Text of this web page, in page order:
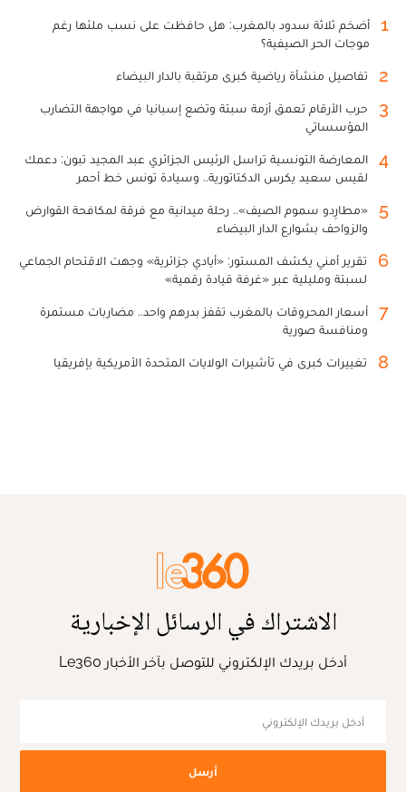
1
أضخم ثلاثة سدود بالمغرب: هل حافظت على نسب ملئها رغم
موجات الحر الصيفية؟
2 تفاصيل منشأة رياضية كبرى مرتقبة بالدار البيضاء
3
حرب الأرقام تعمق أزمة سبتة وتضع إسبانيا في مواجهة التضارب
المؤسساتي
4
المعارضة التونسية تراسل الرئيس الجزائري عبد المجيد تبون: دعمك
لقيس سعيد يكرس الدكتاتورية.. وسيادة تونس خط أحمر
5
«مطارِدو سموم الصيف».. رحلة ميدانية مع فرقة لمكافحة القوارض
والزواحف بشوارع الدار البيضاء
6
تقرير أمني يكشف المستور: «أيادي جزائرية» وجهت الاقتحام الجماعي
لسبتة ومليلية عبر «غرفة قيادة رقمية»
7
أسعار المحروقات بالمغرب تقفز بدرهم واحد.. مضاربات مستمرة
ومنافسة صورية
8 تغييرات كبرى في تأشيرات الولايات المتحدة الأمريكية بإفريقيا
الاشتراك في الرسائل الإخبارية
أدخل بريدك الإلكتروني للتوصل بآخر الأخبار Le360
أرسل